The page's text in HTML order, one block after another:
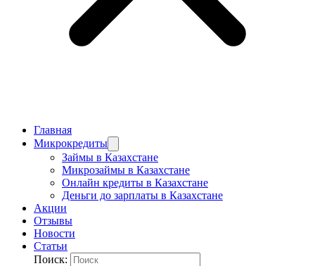
Главная
Микрокредиты
Займы в Казахстане
Микрозаймы в Казахстане
Онлайн кредиты в Казахстане
Деньги до зарплаты в Казахстане
Акции
Отзывы
Новости
Статьи
Поиск: